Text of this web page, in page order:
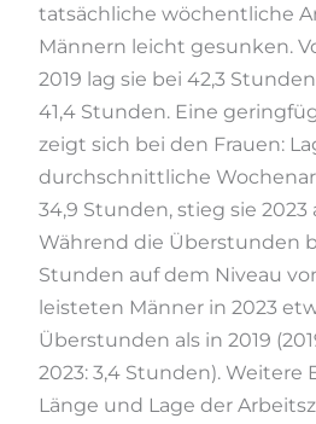
tatsächliche wöchentliche
Männern leicht gesunken.
2019 lag sie bei 42,3
41,4 Stunden. Eine
zeigt sich bei den Frauen:
durchschnittliche
34,9 Stunden, stieg sie 2023
Während die Überstunden
Stunden auf dem Niveau
leisteten Männer in 2023
Überstunden als in 2019
2023: 3,4 Stunden). Weitere
Länge und Lage der